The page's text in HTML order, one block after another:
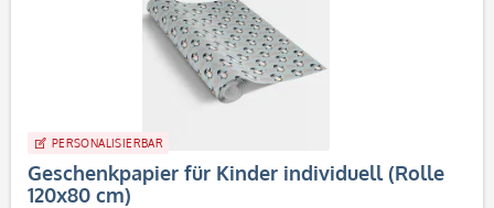
PERSONALISIERBAR
Geschenkpapier für Kinder individuell (Rolle
120x80 cm)